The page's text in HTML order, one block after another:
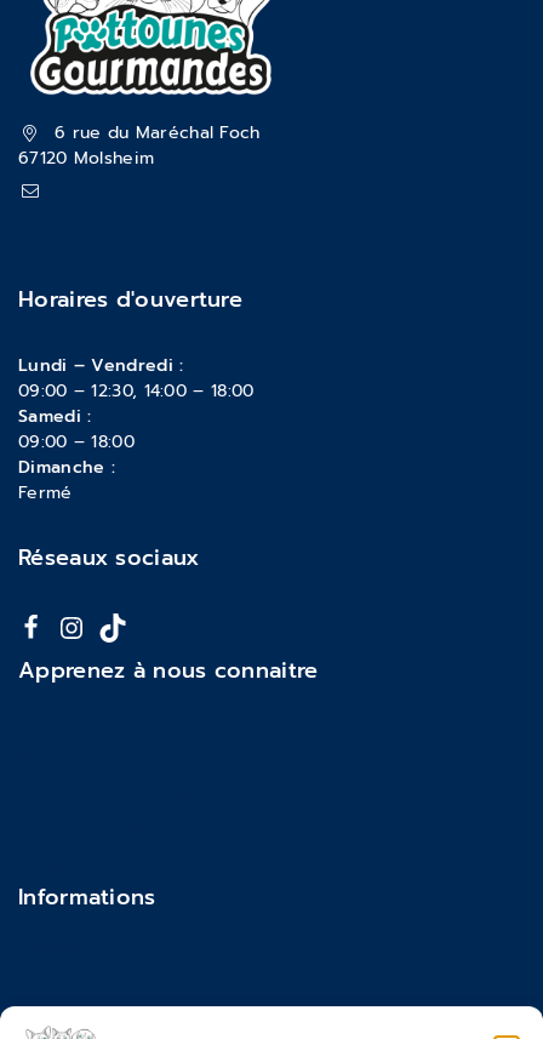
6 rue du Maréchal Foch
67120 Molsheim
Horaires d'ouverture
Lundi – Vendredi :
09:00 – 12:30, 14:00 – 18:00
Samedi :
09:00 – 18:00
Dimanche :
Fermé
Réseaux sociaux
Apprenez à nous connaitre
Informations
Moyens de paiements